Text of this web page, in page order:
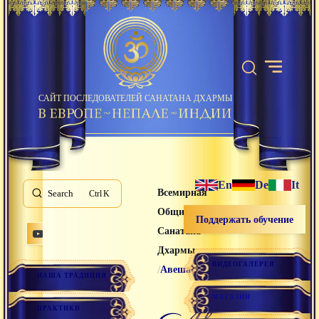
САЙТ ПОСЛЕДОВАТЕЛЕЙ САНАТАНА ДХАРМЫ
Search K
НАША ТРАДИЦИЯ
ПРАКТИКИ
Всемирная
Община
Санатана
Дхармы
/Авеша
En De It
Поддержать обучение
ВИДЕОГАЛЕРЕЯ
МАГАЗИН